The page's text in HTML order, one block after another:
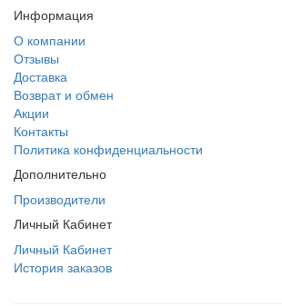
Информация
О компании
Отзывы
Доставка
Возврат и обмен
Акции
Контакты
Политика конфиденциальности
Дополнительно
Производители
Личный Кабинет
Личный Кабинет
История заказов